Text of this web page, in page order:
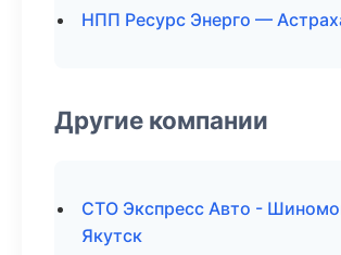
НПП Ресурс Энерго —
Другие компании
СТО Экспресс Авто -
Якутск